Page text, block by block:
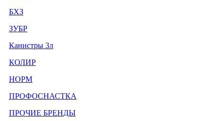
БХЗ
ЗУБР
Канистры 3л
КОЛИР
НОРМ
ПРОФОСНАСТКА
ПРОЧИЕ БРЕНДЫ